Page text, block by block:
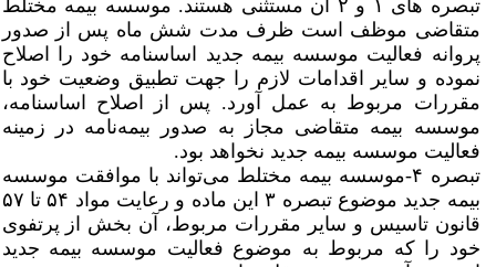
تبصره های ۱ و ۲ آن مستثنی هستند. موسسه بیمه مختلط
متقاضی موظف است ظرف مدت شش ماه پس از صدور
پروانه فعالیت موسسه بیمه جدید اساسنامه خود را اصلاح
نموده و سایر اقدامات لازم را جهت تطبیق وضعیت خود با
مقررات مربوط به عمل آورد. پس از اصلاح اساسنامه،
موسسه بیمه متقاضی مجاز به صدور بیمه‌‌نامه در زمینه
فعالیت موسسه بیمه جدید نخواهد بود.
تبصره ۴-موسسه بیمه مختلط می‌تواند با موافقت موسسه
بیمه جدید موضوع تبصره ۳ این ماده و رعایت مواد ۵۴ تا ۵۷
قانون تاسیس و سایر مقررات مربوط، آن بخش از پرتفوی
خود را که مربوط به موضوع فعالیت موسسه بیمه جدید